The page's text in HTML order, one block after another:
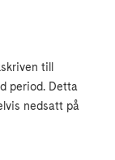
till
period. Detta
nedsatt på